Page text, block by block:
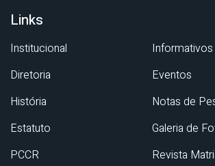
Links
Institucional
Diretoria
História
Estatuto
PCCR
Informativos
Eventos
Notas de
Galeria de
Revista